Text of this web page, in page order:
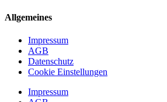
Allgemeines
Impressum
AGB
Datenschutz
Cookie Einstellungen
Impressum